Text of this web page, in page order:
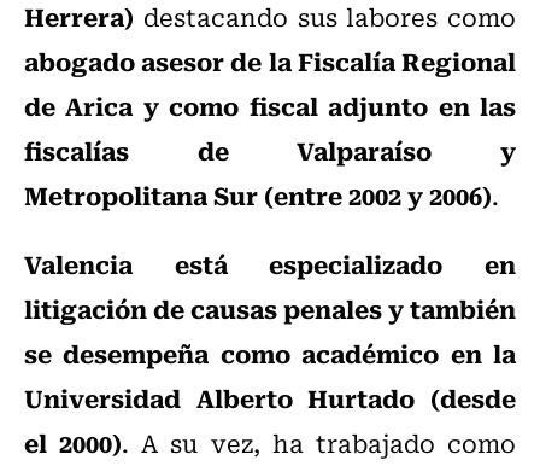
Herrera) destacando sus labores como
abogado asesor de la Fiscalía Regional
de Arica y como fiscal adjunto en las
fiscalías de Valparaíso y
Metropolitana Sur (entre 2002 y 2006).
Valencia está especializado en
litigación de causas penales y también
se desempeña como académico en la
Universidad Alberto Hurtado (desde
el 2000). A su vez, ha trabajado como